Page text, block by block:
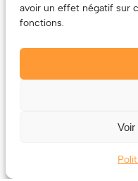
avoir un effet négatif sur
fonctions.
Voir
Le contenu (texte et